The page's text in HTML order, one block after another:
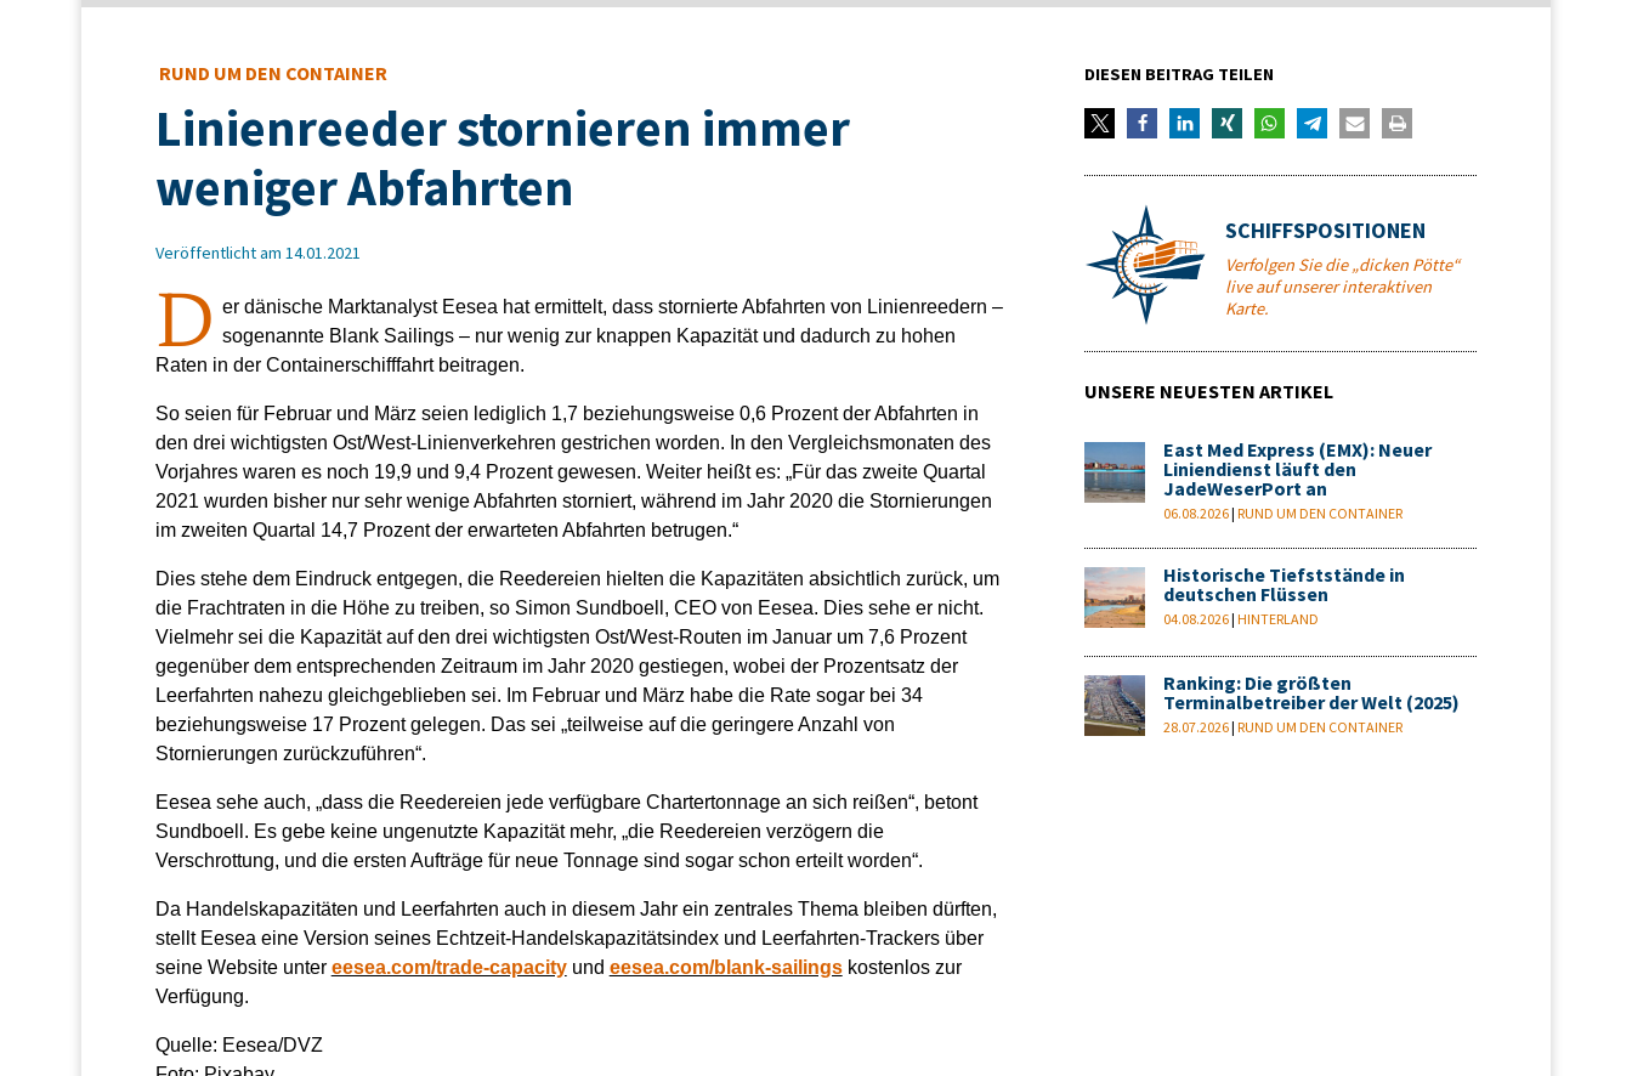
RUND UM DEN CONTAINER
Linienreeder stornieren immer
weniger Abfahrten
Veröffentlicht am 14.01.2021
D er dänische Marktanalyst Eesea hat ermittelt, dass stornierte Abfahrten von Linienreedern –
sogenannte Blank Sailings – nur wenig zur knappen Kapazität und dadurch zu hohen
Raten in der Containerschifffahrt beitragen.
So seien für Februar und März seien lediglich 1,7 beziehungsweise 0,6 Prozent der Abfahrten in
den drei wichtigsten Ost/West-Linienverkehren gestrichen worden. In den Vergleichsmonaten des
Vorjahres waren es noch 19,9 und 9,4 Prozent gewesen. Weiter heißt es: „Für das zweite Quartal
2021 wurden bisher nur sehr wenige Abfahrten storniert, während im Jahr 2020 die Stornierungen
im zweiten Quartal 14,7 Prozent der erwarteten Abfahrten betrugen.“
Dies stehe dem Eindruck entgegen, die Reedereien hielten die Kapazitäten absichtlich zurück, um
die Frachtraten in die Höhe zu treiben, so Simon Sundboell, CEO von Eesea. Dies sehe er nicht.
Vielmehr sei die Kapazität auf den drei wichtigsten Ost/West-Routen im Januar um 7,6 Prozent
gegenüber dem entsprechenden Zeitraum im Jahr 2020 gestiegen, wobei der Prozentsatz der
Leerfahrten nahezu gleichgeblieben sei. Im Februar und März habe die Rate sogar bei 34
beziehungsweise 17 Prozent gelegen. Das sei „teilweise auf die geringere Anzahl von
Stornierungen zurückzuführen“.
Eesea sehe auch, „dass die Reedereien jede verfügbare Chartertonnage an sich reißen“, betont
Sundboell. Es gebe keine ungenutzte Kapazität mehr, „die Reedereien verzögern die
Verschrottung, und die ersten Aufträge für neue Tonnage sind sogar schon erteilt worden“.
Da Handelskapazitäten und Leerfahrten auch in diesem Jahr ein zentrales Thema bleiben dürften,
stellt Eesea eine Version seines Echtzeit-Handelskapazitätsindex und Leerfahrten-Trackers über
seine Website unter eesea.com/trade-capacityund eesea.com/blank-sailingskostenlos zur
Verfügung.
Quelle: Eesea/DVZ
DIESEN BEITRAG TEILEN
SCHIFFSPOSITIONEN
Verfolgen Sie die „dicken Pötte“
live auf unserer interaktiven
Karte.
UNSERE NEUESTEN ARTIKEL
East Med Express (EMX): Neuer
Liniendienst läuft den
JadeWeserPort an
06.08.2026 |RUND UM DEN CONTAINER
Historische Tiefststände in
deutschen Flüssen
04.08.2026 |HINTERLAND
Ranking: Die größten
Terminalbetreiber der Welt (2025)
28.07.2026 |RUND UM DEN CONTAINER